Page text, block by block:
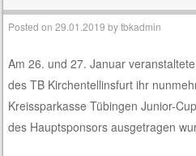
Posted on29.01.2019 bytbkadmin
Am 26. und 27. Januar
des TB Kirchentellinsfurt ihr
Kreissparkasse Tübingen Junior-
des Hauptsponsors ausgetragen